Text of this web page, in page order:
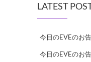
LATEST
今日のEVEのお
今日のEVEのお